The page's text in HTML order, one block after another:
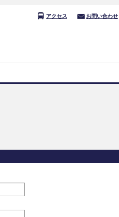
アクセス お問い合わせ